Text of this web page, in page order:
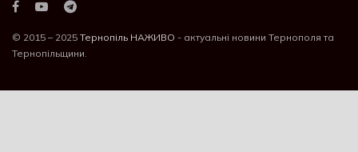
© 2015 – 2025 Тернопіль НАЖИВО - актуальні новини Тернополя та
Тернопільщини.